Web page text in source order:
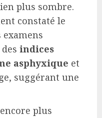
plus sombre.
constaté le
examens
indices
asphyxique et
suggérant une
plus